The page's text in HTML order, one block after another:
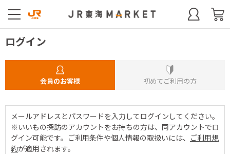
ログイン
会員のお客様 初めてご利用の方
メールアドレスとパスワードを入力してログインしてください。
※いいもの探訪のアカウントをお持ちの方は、同アカウントでロ
グイン可能です。 ご利用条件や個人情報の取扱いには、 ご利用規
約が適用されます。